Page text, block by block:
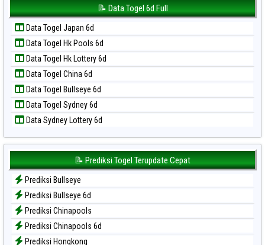
📝 Pola Dasar Taipei
📝 Pola Dasar Taiwan
Data Togel Korea
Data Togel Kuda Lari
Data Togel Magnum Cambodia
Data Togel Nagoya
Data Togel North Carolina Day
Data Togel Pcso
Data Togel Sao Paulo
Data Togel Singapore
Data Togel Sydney
Data Togel Sydney Lottery
Data Togel Sydney Lottery 6d
Data Togel Sydney Lotto
Data Togel Sydney Pools 6d
Data Togel Taipei
Data Togel Taiwan
📝 Data Togel 6d Full
Data Togel Japan 6d
Data Togel Hk Pools 6d
Data Togel Hk Lottery 6d
Data Togel China 6d
Data Togel Bullseye 6d
Data Togel Sydney 6d
Data Sydney Lottery 6d
📝 Prediksi Togel Terupdate Cepat
Prediksi Bullseye
Prediksi Bullseye 6d
Prediksi Chinapools
Prediksi Chinapools 6d
Prediksi Hongkong